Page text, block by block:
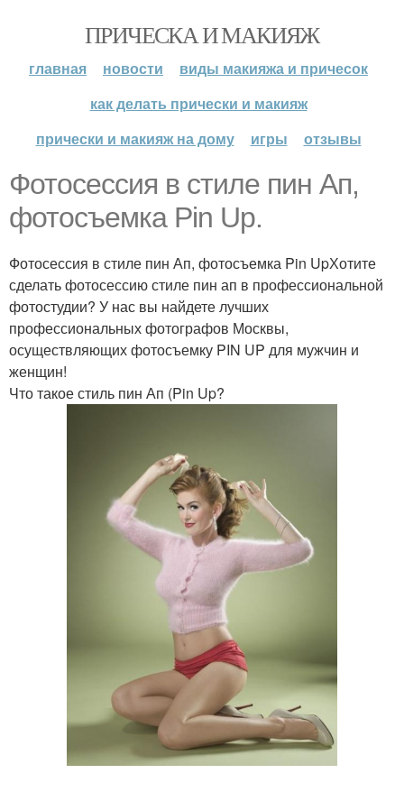
ПРИЧЕСКА И МАКИЯЖ
главная новости
виды макияжа и причесок
как делать прически и макияж
прически и макияж на дому
игры отзывы
Фотосессия в стиле пин Ап,
фотосъемка Pin Up.
Фотосессия в стиле пин Ап, фотосъемка Pin UpХотите
сделать фотосессию стиле пин ап в профессиональной
фотостудии? У нас вы найдете лучших
профессиональных фотографов Москвы,
осуществляющих фотосъемку PIN UP для мужчин и
женщин!
Что такое стиль пин Ап (Pin Up?